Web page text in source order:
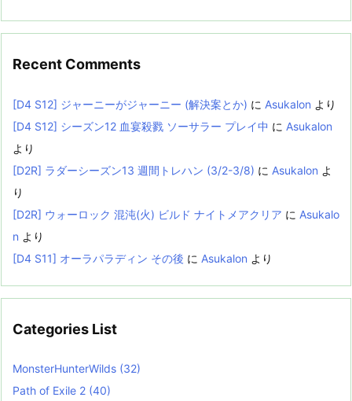
Recent Comments
[D4 S12] ジャーニーがジャーニー (解決案とか) に Asukalon より
[D4 S12] シーズン12 血宴殺戮 ソーサラー プレイ中 に Asukalon
より
[D2R] ラダーシーズン13 週間トレハン (3/2-3/8) に Asukalon よ
り
[D2R] ウォーロック 混沌(火) ビルド ナイトメアクリア に Asukalo
n より
[D4 S11] オーラパラディン その後 に Asukalon より
Categories List
MonsterHunterWilds (32)
Path of Exile 2 (40)